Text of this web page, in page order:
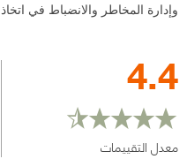
وإدارة المخاطر والانضباط في اتخاذ
4.4
معدل التقييمات